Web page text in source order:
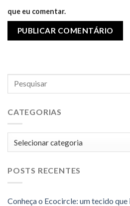
CATEGORIAS
POSTS RECENTES
Conheça o Ecocircle: um tecido
que eu comentar.